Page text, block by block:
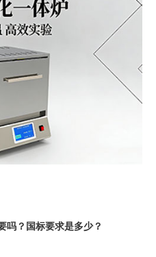
吗？国标要求是多少？